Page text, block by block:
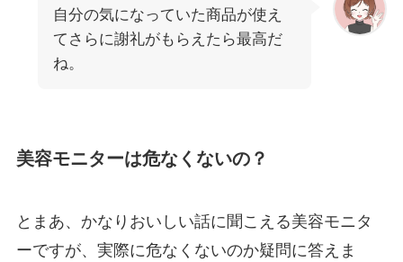
自分の気になっていた商品が使え
てさらに謝礼がもらえたら最高だ
ね。
美容モニターは危なくないの？
とまあ、かなりおいしい話に聞こえる美容モニタ
ーですが、実際に危なくないのか疑問に答えま